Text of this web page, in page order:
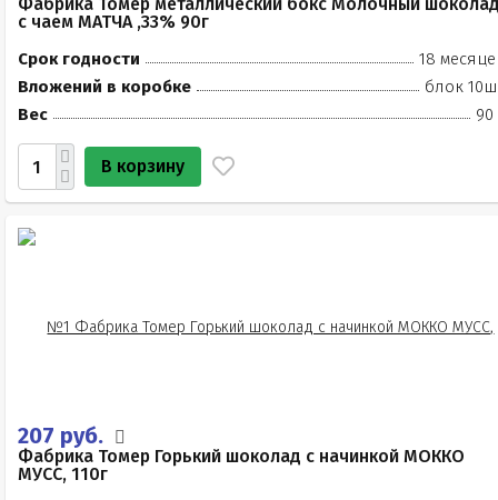
с чаем МАТЧА ,33% 90г
Срок годности
18
Вложений в коробке
блок
Вес
90
В корзину
207 руб.
Фабрика Томер Горький шоколад с начинкой МОККО
МУСС, 110г